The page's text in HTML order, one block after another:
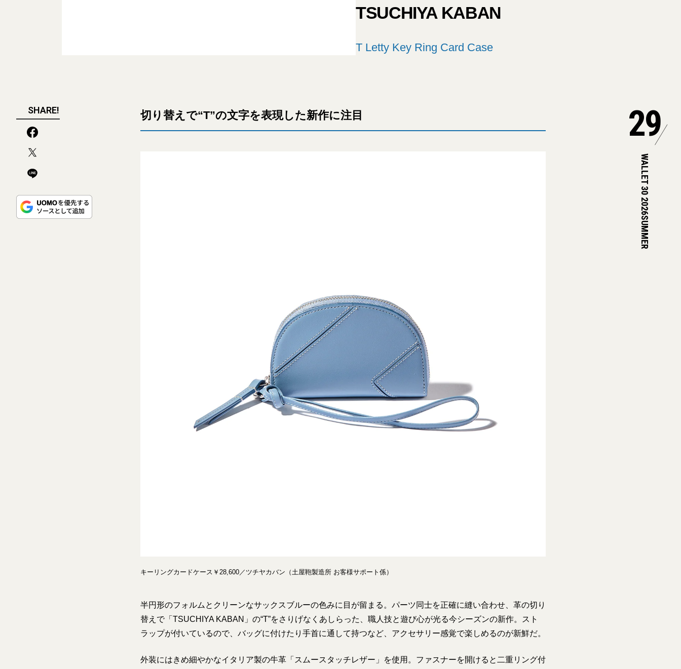
TSUCHIYA KABAN
T Letty Key Ring Card Case
SHARE! 切り替えで“T”の文字を表現した新作に注目
キーリングカードケース￥28,600／ツチヤカバン（土屋鞄製造所 お客様サポート係）
半円形のフォルムとクリーンなサックスブルーの色みに目が留まる。パーツ同士を正確に縫い合わせ、革の切り
替えで「TSUCHIYA KABAN」の“T”をさりげなくあしらった、職人技と遊び心が光る今シーズンの新作。スト
ラップが付いているので、バッグに付けたり手首に通して持つなど、アクセサリー感覚で楽しめるのが新鮮だ。
外装にはきめ細やかなイタリア製の牛革「スムースタッチレザー」を使用。ファスナーを開けると二重リング付
29
WALLET 30 2026SUMMER